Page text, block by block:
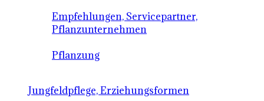
Empfehlungen, Servicepartner,
Pflanzunternehmen
Pflanzung
Jungfeldpflege, Erziehungsformen